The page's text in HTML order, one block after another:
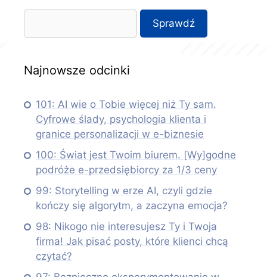
Najnowsze odcinki
101: AI wie o Tobie więcej niż Ty sam.
Cyfrowe ślady, psychologia klienta i
granice personalizacji w e-biznesie
100: Świat jest Twoim biurem. [Wy]godne
podróże e-przedsiębiorcy za 1/3 ceny
99: Storytelling w erze AI, czyli gdzie
kończy się algorytm, a zaczyna emocja?
98: Nikogo nie interesujesz Ty i Twoja
firma! Jak pisać posty, które klienci chcą
czytać?